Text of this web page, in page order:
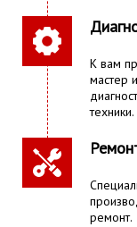
К вам
мастер
техники.
ремонт.